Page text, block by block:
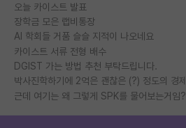
오늘 카이스트 발표
장학금 모은 랩비통장
AI 학회들 거품 슬슬 지적이 나오네요
카이스트 서류 전형 배수
DGIST 가는 방법 추천 부탁드립니다.
근데 여기는 왜 그렇게 SPK를 물어보는거임?